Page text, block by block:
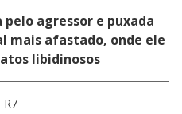
agressor e puxada
mais afastado, onde ele
libidinosos
R7